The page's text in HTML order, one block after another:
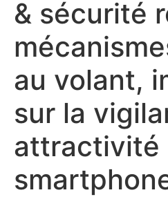
& sécurité
au volant,
sur la
attractivité